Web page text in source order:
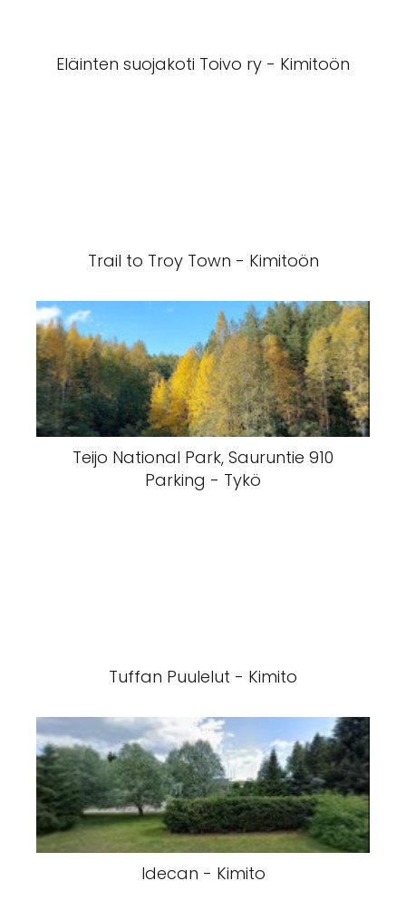
Eläinten suojakoti Toivo ry - Kimitoön
Trail to Troy Town - Kimitoön
Teijo National Park, Sauruntie 910
Parking - Tykö
Tuffan Puulelut - Kimito
Idecan - Kimito